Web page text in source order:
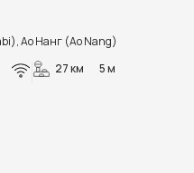
Ао Нанг (Ao Nang)
27 км
5 м